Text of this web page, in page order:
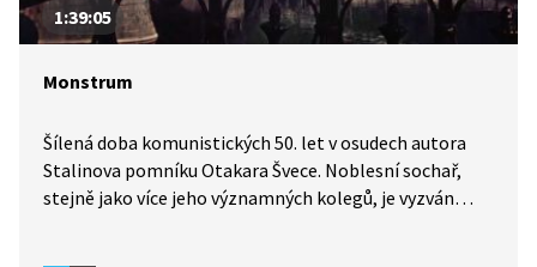
1:39:05
Monstrum
Šílená doba komunistických 50. let v osudech autora
Stalinova pomníku Otakara Švece. Noblesní sochař,
stejně jako více jeho významných kolegů, je vyzván